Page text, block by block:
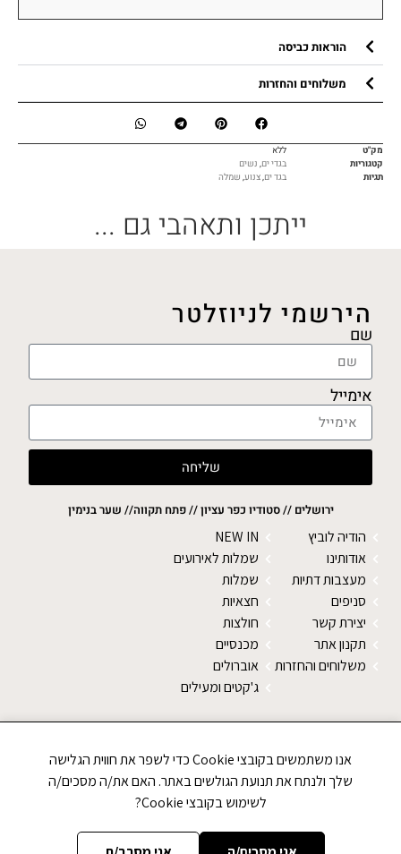
הוראות כביסה
משלוחים והחזרות
מק"ט
ללא
קטגוריות
בגדי ים, נשים
תגיות
בגד ים,צנוע, שמלה
ייתכן ותאהבי גם ...
הירשמי לניוזלטר
שם
אימייל
שליחה
ירושלים // סטודיו כפר עציון // פתח תקווה// שער בנימין
הודיה לוביץ
אודותינו
מעצבות דתיות
סניפים
יצירת קשר
תקנון אתר
משלוחים והחזרות
NEW IN
שמלות לאירועים
שמלות
חצאיות
חולצות
מכנסיים
אוברולים
ג'קטים ומעילים
SALE
טייצים
נעליים
אנו משתמשים בקובצי Cookie כדי לשפר את חווית הגלישה
שלך ולנתח את תנועת הגולשים באתר. האם את/ה מסכים/ה
לשימוש בקובצי Cookie?